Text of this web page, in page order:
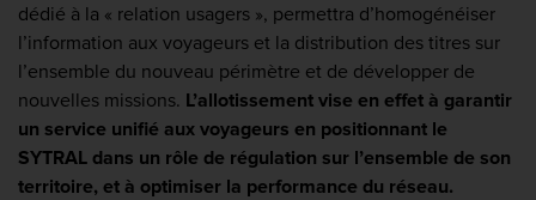
dédié à la « relation usagers », permettra d’homogénéiser
l’information aux voyageurs et la distribution des titres sur
l’ensemble du nouveau périmètre et de développer de
nouvelles missions. L’allotissement vise en effet à garantir
un service unifié aux voyageurs en positionnant le
SYTRAL dans un rôle de régulation sur l’ensemble de son
territoire, et à optimiser la performance du réseau.